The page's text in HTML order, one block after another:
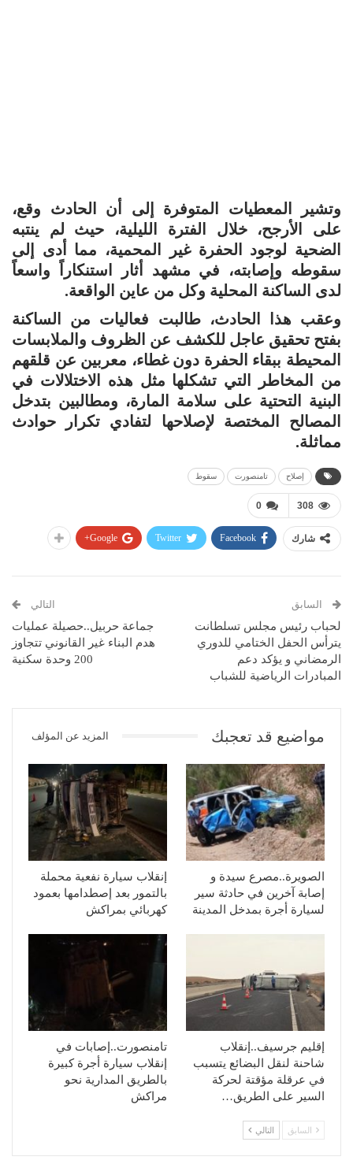
وتشير المعطيات المتوفرة إلى أن الحادث وقع،
على الأرجح، خلال الفترة الليلية، حيث لم ينتبه
الضحية لوجود الحفرة غير المحمية، مما أدى إلى
سقوطه وإصابته، في مشهد أثار استنكاراً واسعاً
لدى الساكنة المحلية وكل من عاين الواقعة.
وعقب هذا الحادث، طالبت فعاليات من الساكنة
بفتح تحقيق عاجل للكشف عن الظروف والملابسات
المحيطة ببقاء الحفرة دون غطاء، معربين عن قلقهم
من المخاطر التي تشكلها مثل هذه الاختلالات في
البنية التحتية على سلامة المارة، ومطالبين بتدخل
المصالح المختصة لإصلاحها لتفادي تكرار حوادث
مماثلة.
إصلاح تامنصورت سقوط
0 308
شارك Facebook
Twitter
Google+
السابق
لحباب رئيس مجلس تسلطانت
يترأس الحفل الختامي للدوري
الرمضاني و يؤكد دعم
المبادرات الرياضية للشباب
التالي
جماعة حربيل..حصيلة عمليات
هدم البناء غير القانوني تتجاوز
200 وحدة سكنية
مواضيع قد تعجبك المزيد عن المؤلف
الصويرة..مصرع سيدة و
إصابة آخرين في حادثة سير
لسيارة أجرة بمدخل المدينة
إنقلاب سيارة نفعية محملة
بالتمور بعد إصطدامها بعمود
كهربائي بمراكش
إقليم جرسيف..إنقلاب
شاحنة لنقل البضائع يتسبب
في عرقلة مؤقتة لحركة
السير على الطريق…
تامنصورت..إصابات في
إنقلاب سيارة أجرة كبيرة
بالطريق المدارية نحو
مراكش
السابق التالي